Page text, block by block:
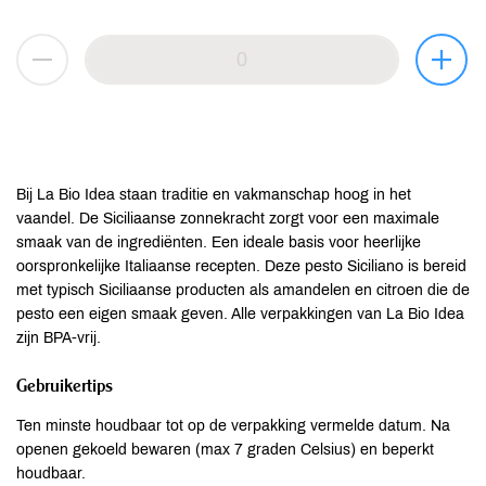
Bij La Bio Idea staan traditie en vakmanschap hoog in het
vaandel. De Siciliaanse zonnekracht zorgt voor een maximale
smaak van de ingrediënten. Een ideale basis voor heerlijke
oorspronkelijke Italiaanse recepten. Deze pesto Siciliano is bereid
met typisch Siciliaanse producten als amandelen en citroen die de
pesto een eigen smaak geven. Alle verpakkingen van La Bio Idea
zijn BPA-vrij.
Gebruikertips
Ten minste houdbaar tot op de verpakking vermelde datum. Na
openen gekoeld bewaren (max 7 graden Celsius) en beperkt
houdbaar.